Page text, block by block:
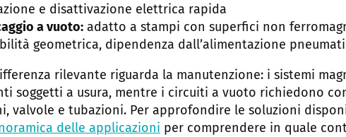
e disattivazione elettrica rapida
a vuoto: adatto a stampi con superfici non
geometrica, dipendenza dall’alimentazione
rilevante riguarda la manutenzione: i sistemi
soggetti a usura, mentre i circuiti a vuoto richiedono
valvole e tubazioni. Per approfondire le soluzioni
delle applicazioni per comprendere in quale